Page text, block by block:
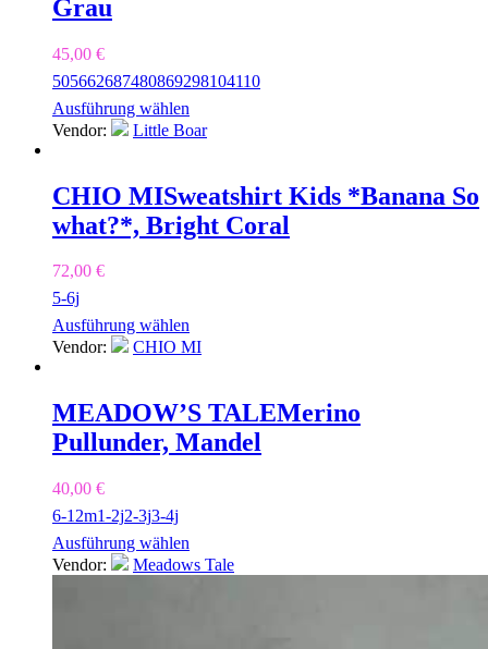
Grau
45,00 €
505662687480869298104110
Ausführung wählen
Vendor:
Little Boar
CHIO MISweatshirt Kids *Banana So
what?*, Bright Coral
72,00 €
5-6j
Ausführung wählen
Vendor:
CHIO MI
MEADOW’S TALEMerino
Pullunder, Mandel
40,00 €
6-12m1-2j2-3j3-4j
Ausführung wählen
Vendor:
Meadows Tale